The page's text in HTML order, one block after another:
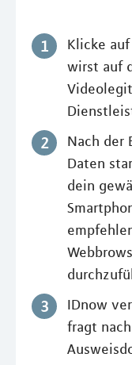
Klicke
wirst auf
Nach der
Daten
dein
IDnow
fragt